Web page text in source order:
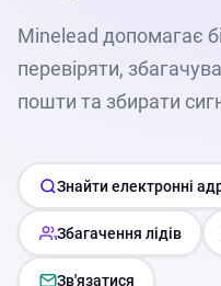
Minelead допомагає
перевіряти,
пошти та збирати
Знайти електронні
Збагачення лідів
Зв'язатися